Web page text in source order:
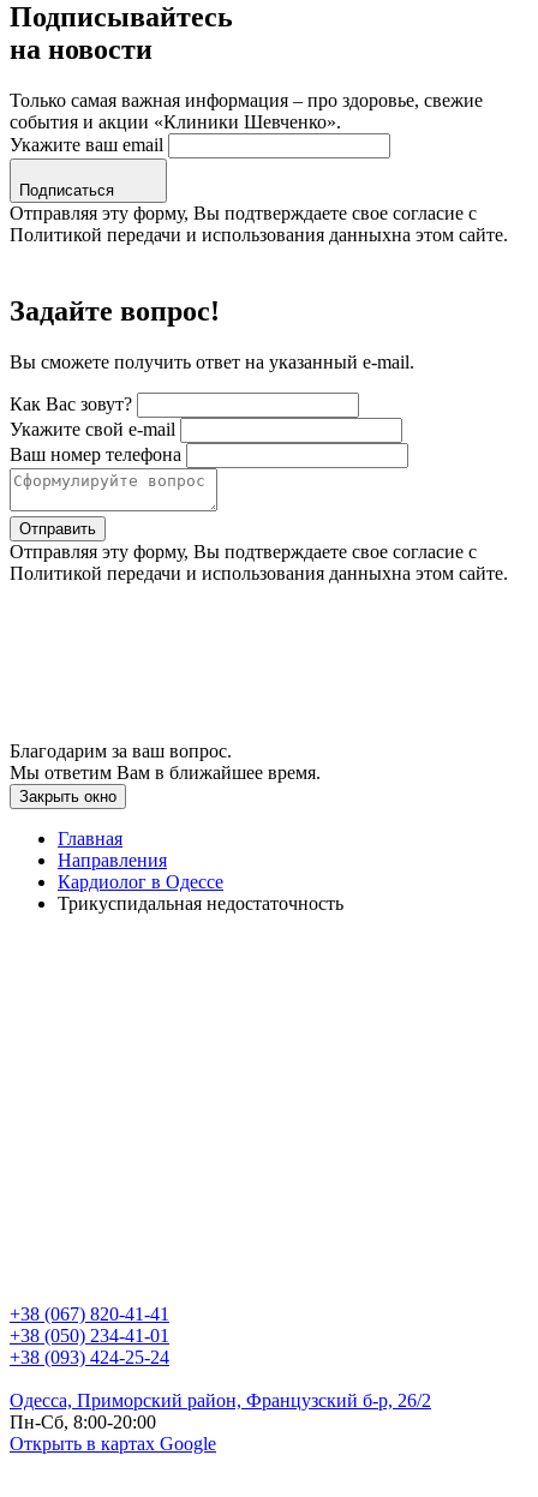
Подписывайтесь
на новости
Только самая важная информация – про здоровье, свежие
события и акции «Клиники Шевченко».
Укажите ваш email
Подписаться
Отправляя эту форму, Вы подтверждаете свое согласие с
Политикой передачи и использования данныхна этом сайте.
Задайте вопрос!
Вы сможете получить ответ на указанный e-mail.
Как Вас зовут?
Укажите свой e-mail
Ваш номер телефона
Отправить
Отправляя эту форму, Вы подтверждаете свое согласие с
Политикой передачи и использования данныхна этом сайте.
Благодарим за ваш вопрос.
Мы ответим Вам в ближайшее время.
Закрыть окно
Главная
Направления
Кардиолог в Одессе
Трикуспидальная недостаточность
+38 (067) 820-41-41
+38 (050) 234-41-01
+38 (093) 424-25-24
Одесса, Приморский район, Французский б-р, 26/2
Пн-Сб, 8:00-20:00
Открыть в картах Google